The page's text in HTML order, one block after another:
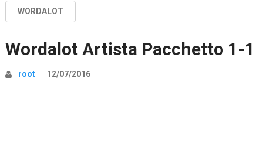
WORDALOT
Wordalot Artista Pacchetto 1-1
root 12/07/2016